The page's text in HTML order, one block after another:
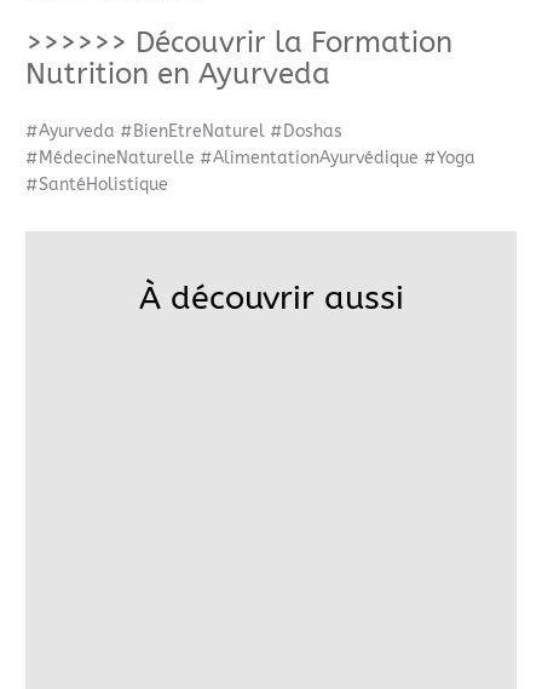
>>>>>> Découvrir la Formation
Nutrition en Ayurveda
#Ayurveda #BienEtreNaturel #Doshas
#MédecineNaturelle #AlimentationAyurvédique #Yoga
#SantéHolistique
À découvrir aussi